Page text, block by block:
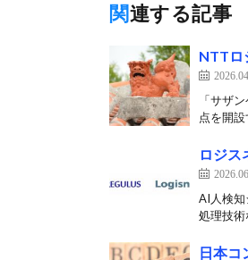
関連する記事
NTTロ
「サザ
点を開
ロジス
AI人検知
処理技
日本コ